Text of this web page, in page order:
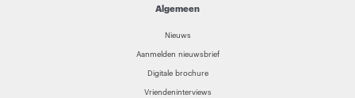
Algemeen
Nieuws
Aanmelden nieuwsbrief
Digitale brochure
Vriendeninterviews